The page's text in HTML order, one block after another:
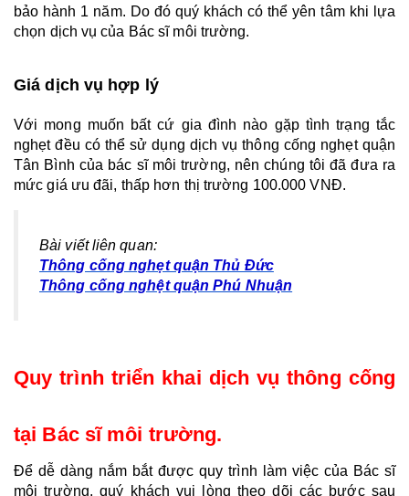
bảo hành 1 năm. Do đó quý khách có thể yên tâm khi lựa
chọn dịch vụ của Bác sĩ môi trường.
Giá dịch vụ hợp lý
Với mong muốn bất cứ gia đình nào gặp tình trạng tắc
nghẹt đều có thể sử dụng dịch vụ thông cống nghẹt quận
Tân Bình của bác sĩ môi trường, nên chúng tôi đã đưa ra
mức giá ưu đãi, thấp hơn thị trường 100.000 VNĐ.
Bài viết liên quan:
Thông cống nghẹt quận Thủ Đức
Thông cống nghệt quận Phú Nhuận
Quy trình triển khai dịch vụ thông cống
tại Bác sĩ môi trường.
Để dễ dàng nắm bắt được quy trình làm việc của Bác sĩ
môi trường, quý khách vui lòng theo dõi các bước sau